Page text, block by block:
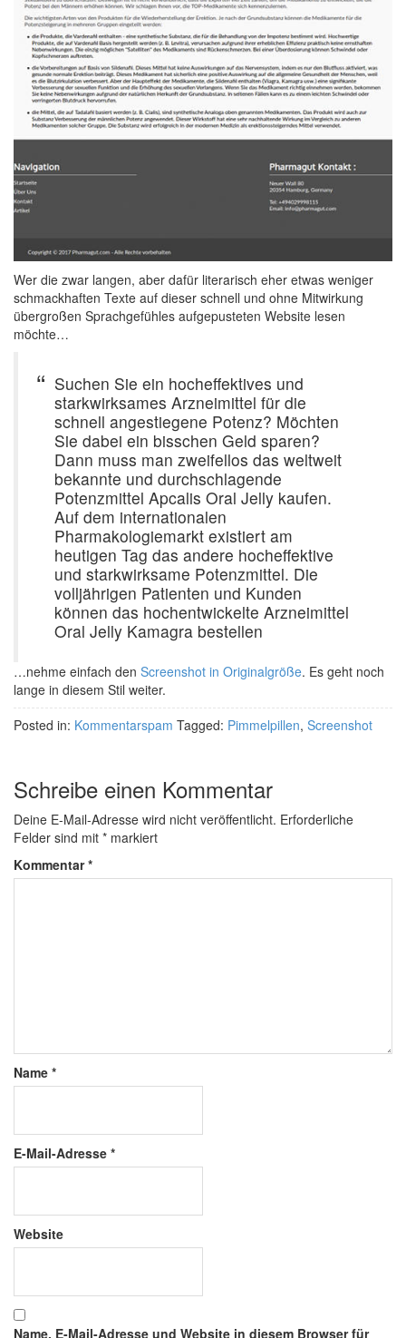
Wer die zwar langen, aber dafür literarisch eher etwas weniger
schmackhaften Texte auf dieser schnell und ohne Mitwirkung
übergroßen Sprachgefühles aufgepusteten Website lesen
möchte…
Suchen Sie ein hocheffektives und
starkwirksames Arzneimittel für die
schnell angestiegene Potenz? Möchten
Sie dabei ein bisschen Geld sparen?
Dann muss man zweifellos das weltweit
bekannte und durchschlagende
Potenzmittel Apcalis Oral Jelly kaufen.
Auf dem internationalen
Pharmakologiemarkt existiert am
heutigen Tag das andere hocheffektive
und starkwirksame Potenzmittel. Die
volljährigen Patienten und Kunden
können das hochentwickelte Arzneimittel
Oral Jelly Kamagra bestellen
…nehme einfach den Screenshot in Originalgröße. Es geht noch
lange in diesem Stil weiter.
Posted in: Kommentarspam Tagged: Pimmelpillen, Screenshot
Schreibe einen Kommentar
Deine E-Mail-Adresse wird nicht veröffentlicht. Erforderliche
Felder sind mit * markiert
Kommentar*
Name *
E-Mail-Adresse *
Website
Name, E-Mail-Adresse und Website in diesem Browser für